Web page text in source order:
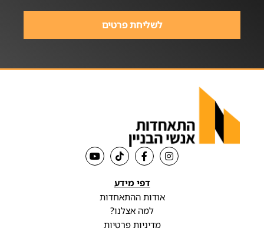
לשליחת פרטים
דפי מידע
אודות ההתאחדות
למה אצלנו?
מדיניות פרטיות